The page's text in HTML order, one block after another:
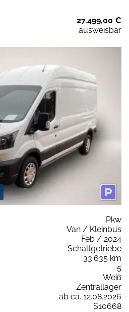
27.499,00 €
ausweisbar
Pkw
Van / Kleinbus
Feb / 2024
Schaltgetriebe
33.635 km
5
Weiß
Zentrallager
ab ca. 12.08.2026
S10668